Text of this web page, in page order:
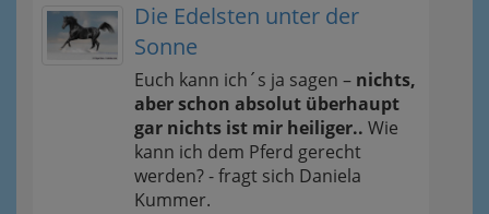
Die Edelsten unter der
Sonne
Euch kann ich´s ja sagen – nichts,
aber schon absolut überhaupt
gar nichts ist mir heiliger.. Wie
kann ich dem Pferd gerecht
werden? - fragt sich Daniela
Kummer.